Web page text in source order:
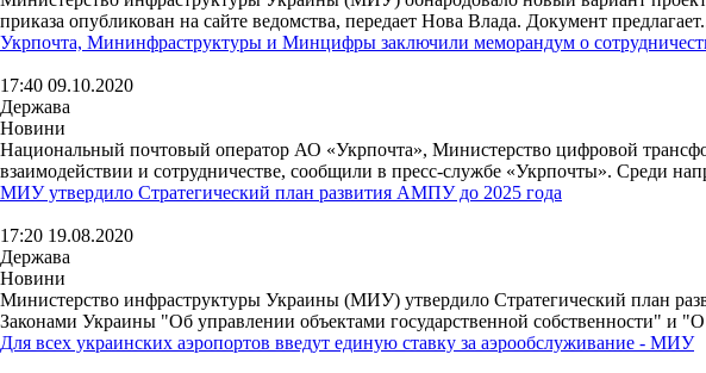
приказа опубликован на сайте ведомства, передает Нова Влада. Документ
Укрпочта, Мининфраструктуры и Минцифры заключили меморандум о
17:40 09.10.2020
Держава
Новини
Национальный почтовый оператор АО «Укрпочта», Министерство цифровой
взаимодействии и сотрудничестве, сообщили в пресс-службе «Укрпочты». Среди
МИУ утвердило Стратегический план развития АМПУ до 2025 года
17:20 19.08.2020
Держава
Новини
Министерство инфраструктуры Украины (МИУ) утвердило Стратегический план
Законами Украины "Об управлении объектами государственной собственности" и
Для всех украинских аэропортов введут единую ставку за аэрообслуживание - МИУ